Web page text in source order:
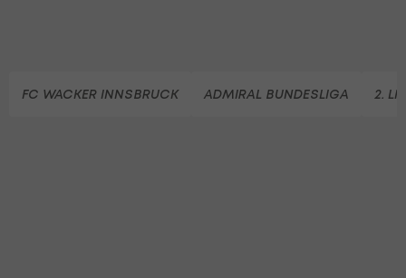
FC WACKER INNSBRUCK ADMIRAL BUNDESLIGA 2.